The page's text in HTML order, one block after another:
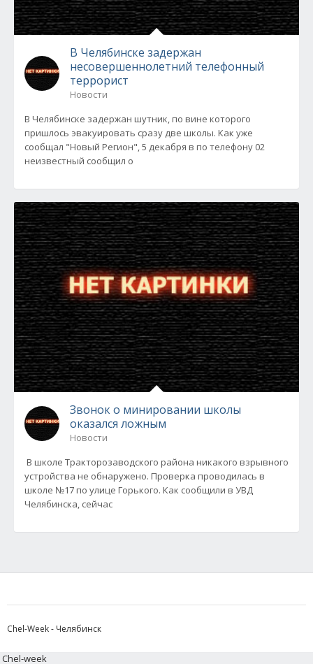
В Челябинске задержан
несовершеннолетний телефонный
террорист
Новости
В Челябинске задержан шутник, по вине которого
пришлось эвакуировать сразу две школы. Как уже
сообщал "Новый Регион", 5 декабря в по телефону 02
неизвестный сообщил о
Звонок о минировании школы
оказался ложным
Новости
В школе Тракторозаводского района никакого взрывного
устройства не обнаружено. Проверка проводилась в
школе №17 по улице Горького. Как сообщили в УВД
Челябинска, сейчас
Chel-Week - Челябинск
Chel-week